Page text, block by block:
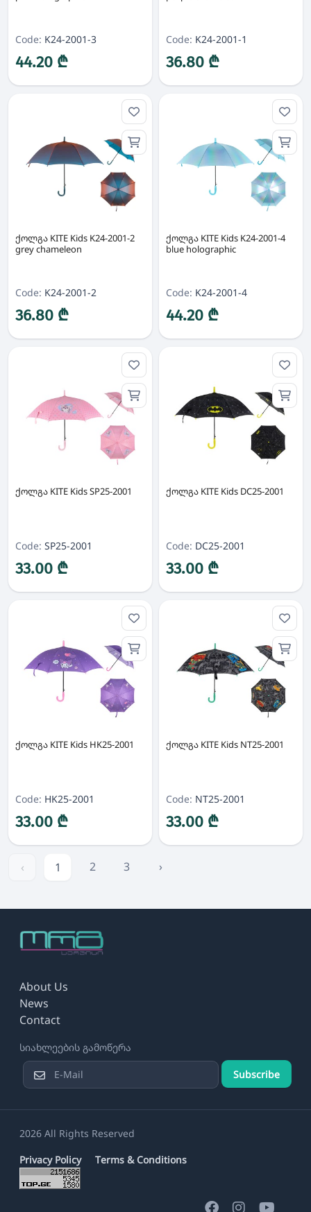
Code: K24-2001-3
44.20 ₾
Code: K24-2001-1
36.80 ₾
ქოლგა KITE Kids K24-2001-2
grey chameleon
Code: K24-2001-2
36.80 ₾
ქოლგა KITE Kids K24-2001-4
blue holographic
Code: K24-2001-4
44.20 ₾
ქოლგა KITE Kids SP25-2001
Code: SP25-2001
33.00 ₾
ქოლგა KITE Kids DC25-2001
Code: DC25-2001
33.00 ₾
ქოლგა KITE Kids HK25-2001
Code: HK25-2001
33.00 ₾
ქოლგა KITE Kids NT25-2001
Code: NT25-2001
33.00 ₾
‹ 1 2 3 ›
About Us
News
Contact
სიახლეების გამოწერა
Subscribe
2026 All Rights Reserved
Privacy Policy
Terms & Conditions